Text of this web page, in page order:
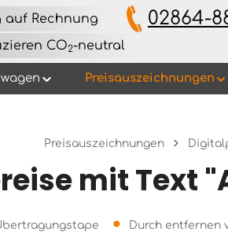
auf Rechnung 02864-
CO2-neutral
Preisauszeichnungen
Preisauszeichnungen
mit Text
Durch entfernen